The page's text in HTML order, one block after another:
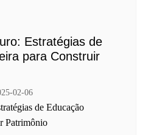
Estratégias de
para Construir
02-06
de Educação
Patrimônio